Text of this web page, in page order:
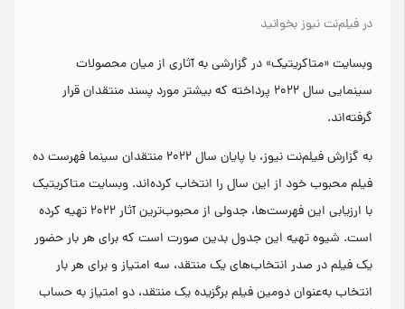
در فیلم‌نت نیوز بخوانید
وبسایت «متاکریتیک» در گزارشی به آثاری از میان محصولات
سینمایی سال ۲۰۲۲ پرداخته که بیشتر مورد پسند منتقدان قرار
گرفته‌اند.
به گزارش فیلم‌نت نیوز، با پایان سال ۲۰۲۲ منتقدان سینما فهرست ده
فیلم محبوب خود از این سال را انتخاب کرده‌اند. وبسایت متاکریتیک
با ارزیابی این فهرست‌ها، جدولی از محبوب‌ترین آثار ۲۰۲۲ تهیه کرده
است. شیوه تهیه این جدول بدین صورت است که برای هر بار حضور
یک فیلم در صدر انتخاب‌های یک منتقد، سه امتیاز و برای هر بار
انتخاب به‌عنوان دومین فیلم برگزیده یک منتقد، دو امتیاز به حساب